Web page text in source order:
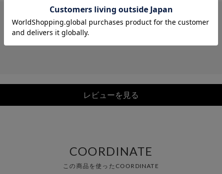
レビュー
レビューを見る
COORDINATE
この商品を使ったCOORDINATE